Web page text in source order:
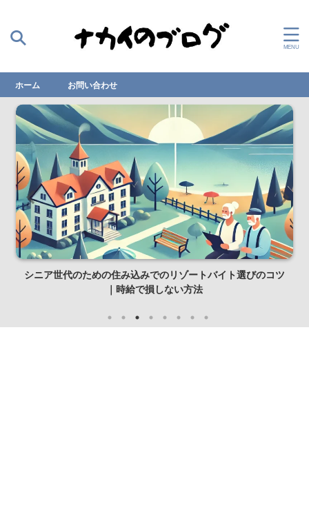
ホーム お問い合わせ
シニア世代のための住み込みでのリゾートバイト選びのコツ
｜時給で損しない方法